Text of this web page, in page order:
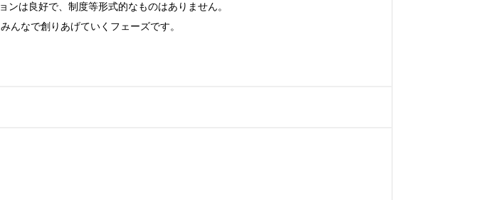
は良好で、制度等形式的なものはありません。
んなで創りあげていくフェーズです。